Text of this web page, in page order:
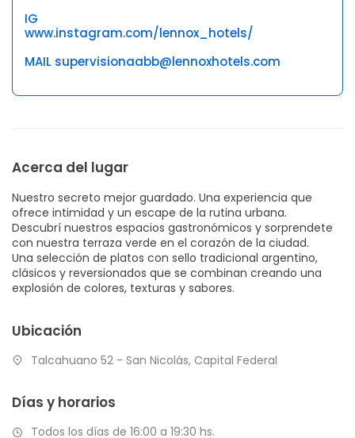
IG
www.instagram.com/lennox_hotels/
MAIL supervisionaabb@lennoxhotels.com
Acerca del lugar
Nuestro secreto mejor guardado. Una experiencia que
ofrece intimidad y un escape de la rutina urbana.
Descubrí nuestros espacios gastronómicos y sorprendete
con nuestra terraza verde en el corazón de la ciudad.
Una selección de platos con sello tradicional argentino,
clásicos y reversionados que se combinan creando una
explosión de colores, texturas y sabores.
Ubicación
Talcahuano 52 - San Nicolás, Capital Federal
Días y horarios
Todos los días de 16:00 a 19:30 hs.